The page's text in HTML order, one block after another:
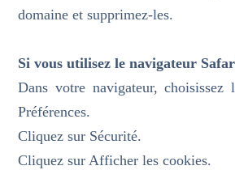
domaine et supprimez-les.
Si vous utilisez le navigateur
Dans votre navigateur,
Préférences.
Cliquez sur Sécurité.
Cliquez sur Afficher les cookies.